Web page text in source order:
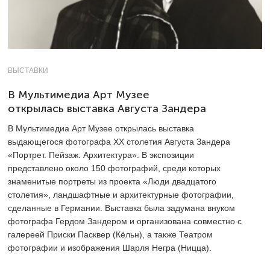
ВЫСТАВКИ
В Мультимедиа Арт Музее
открылась выставка Августа Зандера
В Мультимедиа Арт Музее открылась выставка
выдающегося фотографа ХХ столетия Августа Зандера
«Портрет. Пейзаж. Архитектура». В экспозиции
представлено около 150 фотографий, среди которых
знаменитые портреты из проекта «Люди двадцатого
столетия», ландшафтные и архитектурные фотографии,
сделанные в Германии. Выставка была задумана внуком
фотографа Гердом Зандером и организована совместно с
галереей Приски Пасквер (Кёльн), а также Театром
фотографии и изображения Шарля Негра (Ницца).